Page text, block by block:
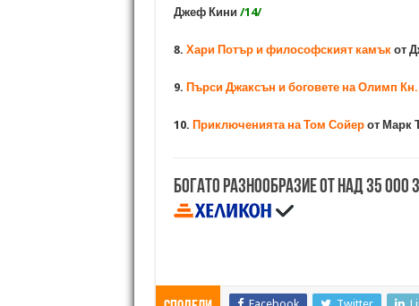
Джеф Кини /14/
8. Хари Потър и философският камъкот
9. Пърси Джаксън и боговете на Олимп
10. Приключенията на Том Сойерот Марк
Богато разнообразие от над 35